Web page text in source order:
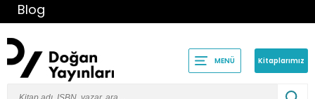
Blog
MENÜ Kitaplarımız